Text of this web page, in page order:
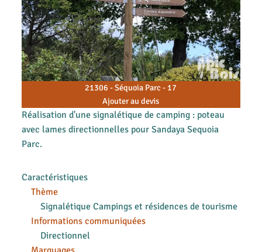
21306 - Séquoia Parc - 17
Ajouter au devis
Réalisation d'une signalétique de camping : poteau
avec lames directionnelles pour Sandaya Sequoia
Parc.
Caractéristiques
Thème
Signalétique Campings et résidences de tourisme
Informations communiquées
Directionnel